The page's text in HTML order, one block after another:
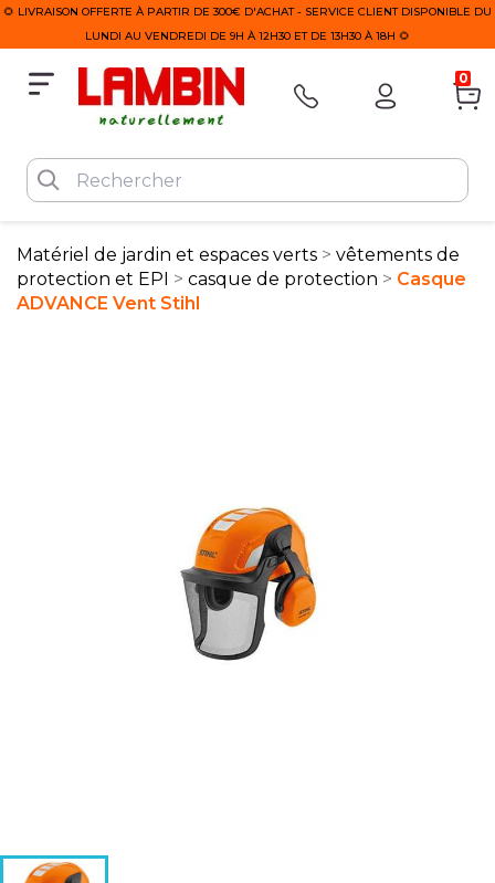
🌻 LIVRAISON OFFERTE À PARTIR DE 300€ D'ACHAT - SERVICE CLIENT DISPONIBLE DU
LUNDI AU VENDREDI DE 9H À 12H30 ET DE 13H30 À 18H 🌻
0
Matériel de jardin et espaces verts
vêtements de
protection et EPI
casque de protection
Casque
ADVANCE Vent Stihl